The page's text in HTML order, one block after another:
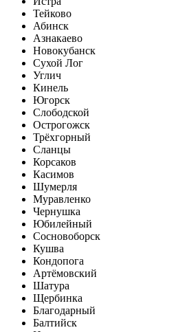
Тейково
Абинск
Азнакаево
Новокубанск
Сухой Лог
Углич
Кинель
Югорск
Слободской
Острогожск
Трёхгорный
Сланцы
Корсаков
Касимов
Шумерля
Муравленко
Чернушка
Юбилейный
Сосновоборск
Кушва
Кондопога
Артёмовский
Шатура
Щербинка
Благодарный
Балтийск